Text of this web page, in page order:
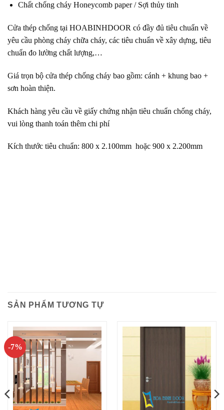
Chất chống cháy Honeycomb paper / Sợi thủy tinh
Cửa thép chống tại HOABINHDOOR có đầy đủ tiêu chuẩn về
yêu cầu phòng cháy chữa cháy, các tiêu chuẩn về xây dựng, tiêu
chuẩn đo lường chất lượng,…
Giá trọn bộ cửa thép chống cháy bao gồm: cánh + khung bao +
sơn hoàn thiện.
Khách hàng yêu cầu về giấy chứng nhận tiêu chuẩn chống cháy,
vui lòng thanh toán thêm chi phí
Kích thước tiêu chuẩn: 800 x 2.100mm hoặc 900 x 2.200mm
SẢN PHẨM TƯƠNG TỰ
-7%